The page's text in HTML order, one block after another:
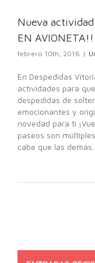
Nueva actividad
EN AVIONETA!!
febrero 10th, 2016 |
En Despedidas
actividades para
despedidas de
emocionantes y
novedad para ti
paseos son
cabe que las